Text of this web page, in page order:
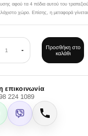
αφού τα 4 πόδια αυτού του
χώρο. Επίσης, η μεταφορά
1 -
Προσθήκη στο
καλάθι
επικοινωνία
224 1089
Viber Κλήση